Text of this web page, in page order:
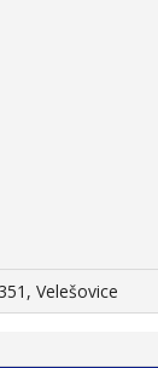
Velešovice